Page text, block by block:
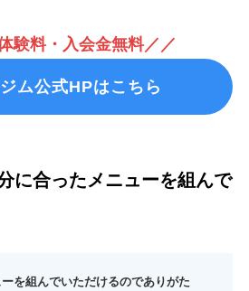
験料・入会金無料／／
ム公式HPはこちら
に合ったメニューを組んで
ーを組んでいただけるのでありがた